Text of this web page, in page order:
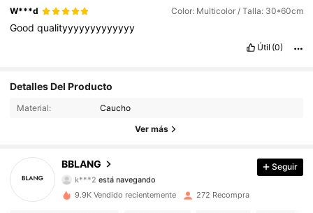
W***d Color: Multicolor / Talla: 30*60cm
Goodqualityyyyyyyyyyyyy
Útil (0)
Detalles Del Producto
Material: Caucho
Ver más
BBLANG
4,68 138 Seguidores
k***2 está navegando
138 Seguidores
Seguir
9.9K Vendido recientemente 272 Recompra